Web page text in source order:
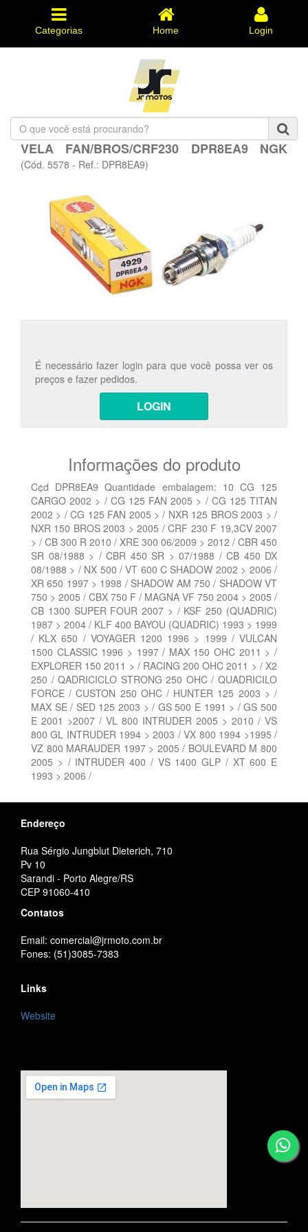
Categorias Home Login
O
que
você
está
VELA FAN/BROS/CRF230 DPR8EA9 NGK
(Cód. 5578 - Ref.: DPR8EA9)
É necessário fazer login para que você possa ver os
preços e fazer pedidos.
LOGIN
Informações do produto
C¢d DPR8EA9 Quantidade embalagem: 10 CG 125
CARGO 2002 > / CG 125 FAN 2005 > / CG 125 TITAN
2002 > / CG 125 FAN 2005 > / NXR 125 BROS 2003 > /
NXR 150 BROS 2003 > 2005 / CRF 230 F 19,3CV 2007
> / CB 300 R 2010 / XRE 300 06/2009 > 2012 / CBR 450
SR 08/1988 > / CBR 450 SR > 07/1988 / CB 450 DX
08/1988 > / NX 500 / VT 600 C SHADOW 2002 > 2006 /
XR 650 1997 > 1998 / SHADOW AM 750 / SHADOW VT
750 > 2005 / CBX 750 F / MAGNA VF 750 2004 > 2005 /
CB 1300 SUPER FOUR 2007 > / KSF 250 (QUADRIC)
1987 > 2004 / KLF 400 BAYOU (QUADRIC) 1993 > 1999
/ KLX 650 / VOYAGER 1200 1996 > 1999 / VULCAN
1500 CLASSIC 1996 > 1997 / MAX 150 OHC 2011 > /
EXPLORER 150 2011 > / RACING 200 OHC 2011 > / X2
250 / QADRICICLO STRONG 250 OHC / QUADRICILO
FORCE / CUSTON 250 OHC / HUNTER 125 2003 > /
MAX SE / SED 125 2003 > / GS 500 E 1991 > / GS 500
E 2001 >2007 / VL 800 INTRUDER 2005 > 2010 / VS
800 GL INTRUDER 1994 > 2003 / VX 800 1994 >1995 /
VZ 800 MARAUDER 1997 > 2005 / BOULEVARD M 800
2005 > / INTRUDER 400 / VS 1400 GLP / XT 600 E
1993 > 2006 /
Endereço
Rua Sérgio Jungblut Dieterich, 710
Pv 10
Sarandi - Porto Alegre/RS
CEP 91060-410
Contatos
Email: comercial@jrmoto.com.br
Fones: (51)3085-7383
Links
Website